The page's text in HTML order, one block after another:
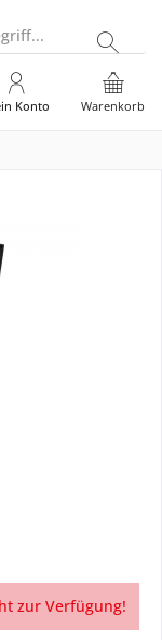
Warenkorb
Konto
zur Verfügung!